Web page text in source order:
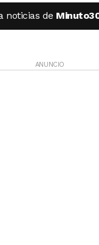
noticias de
ANUNCIO